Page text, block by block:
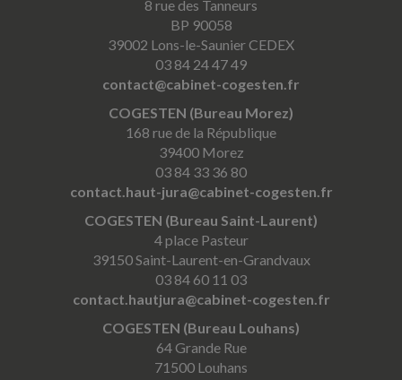
8 rue des Tanneurs
BP 90058
39002 Lons-le-Saunier CEDEX
03 84 24 47 49
contact@cabinet-cogesten.fr
COGESTEN (Bureau Morez)
168 rue de la République
39400 Morez
03 84 33 36 80
contact.haut-jura@cabinet-cogesten.fr
COGESTEN (Bureau Saint-Laurent)
4 place Pasteur
39150 Saint-Laurent-en-Grandvaux
03 84 60 11 03
contact.hautjura@cabinet-cogesten.fr
COGESTEN (Bureau Louhans)
64 Grande Rue
71500 Louhans